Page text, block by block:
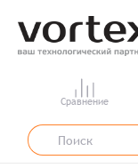
Сравнение